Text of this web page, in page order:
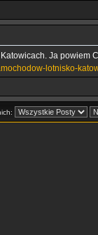
Ja powiem
lotnisko-